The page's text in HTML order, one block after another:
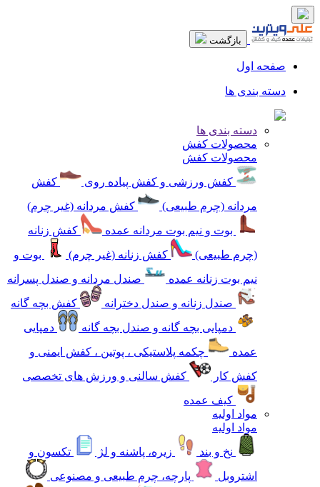
بازگشت
صفحه اول
دسته بندی ها
دسته بندی ها
محصولات کفش
محصولات کفش
کفش ورزشی و کفش پیاده روی
کفش
مردانه (چرم طبیعی)
کفش مردانه (غیر چرم)
بوت و نیم بوت مردانه عمده
کفش زنانه
(چرم طبیعی)
کفش زنانه (غیر چرم)
بوت و
نیم بوت زنانه عمده
صندل مردانه و صندل پسرانه
صندل زنانه و صندل دخترانه
کفش بچه گانه
دمپایی بچه گانه و صندل بچه گانه
دمپایی
عمده
چکمه پلاستیکی ، پوتین ، کفش ایمنی و
کفش کار
کفش سالنی و ورزش های تخصصی
کیف عمده
مواد اولیه
مواد اولیه
نخ و بند
زیره، پاشنه و لژ
تکسون و
اشتروبل
پارچه، چرم طبیعی و مصنوعی